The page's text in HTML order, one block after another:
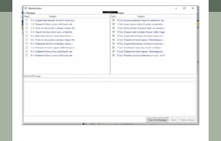
Chi sono
Contatto